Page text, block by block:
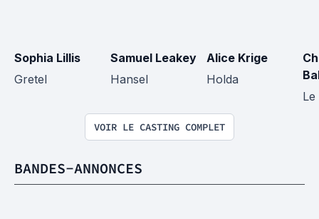
Sophia Lillis
Gretel
Samuel Leakey
Hansel
Alice Krige
Holda
Le
VOIR LE CASTING COMPLET
BANDES-ANNONCES